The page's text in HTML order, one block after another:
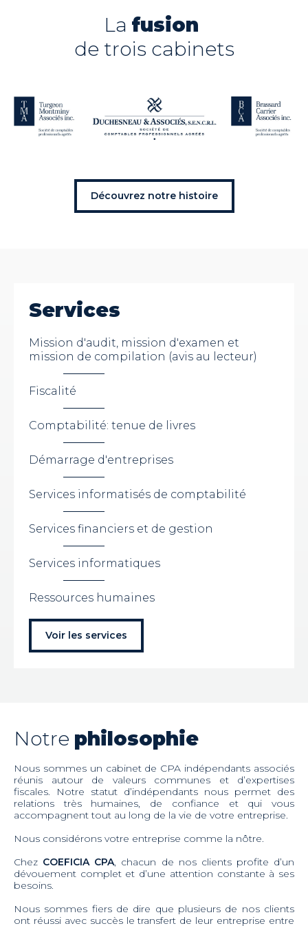
La fusion
de trois cabinets
Découvrez notre histoire
Services
Mission d'audit, mission d'examen et
mission de compilation (avis au lecteur)
Fiscalité
Comptabilité: tenue de livres
Démarrage d'entreprises
Services informatisés de comptabilité
Services financiers et de gestion
Services informatiques
Ressources humaines
Voir les services
Notre philosophie
Nous sommes un cabinet de CPA indépendants associés
réunis autour de valeurs communes et d’expertises
fiscales. Notre statut d’indépendants nous permet des
relations très humaines, de confiance et qui vous
accompagnent tout au long de la vie de votre entreprise.
Nous considérons votre entreprise comme la nôtre.
Chez COEFICIA CPA, chacun de nos clients profite d’un
dévouement complet et d’une attention constante à ses
besoins.
Nous sommes fiers de dire que plusieurs de nos clients
ont réussi avec succès le transfert de leur entreprise entre